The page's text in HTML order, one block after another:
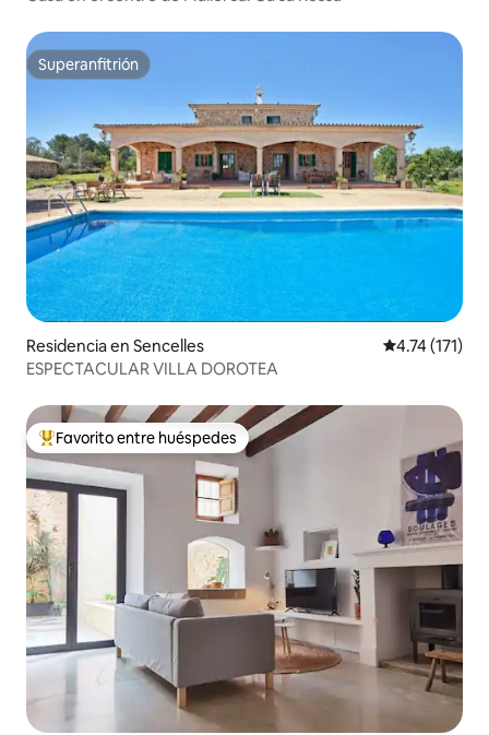
Superanfitrión
Superanfitrión
Residencia en Sencelles Calificación
4.74 (171)
ESPECTACULAR VILLA DOROTEA
De los mejores en Favorito entre huéspedes
Favorito entre huéspedes